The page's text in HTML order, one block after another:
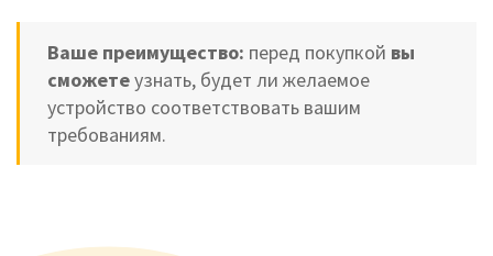
Ваше преимущество: перед покупкой вы
сможетеузнать, будет ли желаемое
устройство соответствовать вашим
требованиям.